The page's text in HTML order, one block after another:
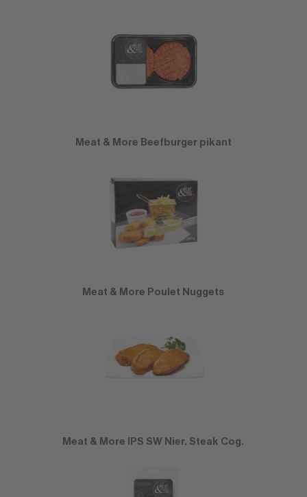
Meat & More Beefburger pikant
Meat & More Poulet Nuggets
Meat & More IPS SW Nier. Steak Cog.